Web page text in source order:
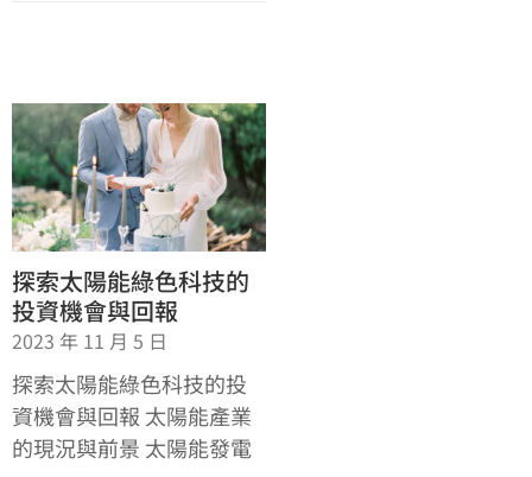
探索太陽能綠色科技的
投資機會與回報
2023 年 11 月 5 日
探索太陽能綠色科技的投
資機會與回報 太陽能產業
的現況與前景 太陽能發電